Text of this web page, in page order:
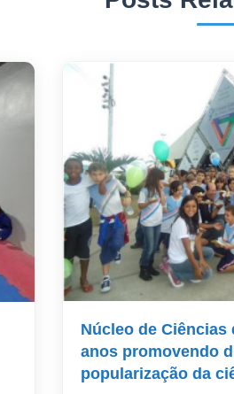
Núcleo de Ciências
anos promovendo
popularização da